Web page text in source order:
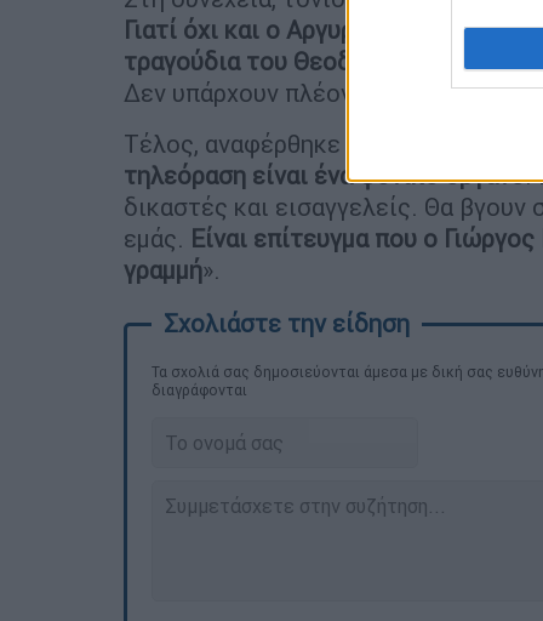
Γιατί όχι και ο Αργυρός; Γιατί όχι
τραγούδια του Θεοδωράκη τα
Δεν υπάρχουν πλέον ταμπού, να
Τέλος, αναφέρθηκε στη σύγχρονη
τηλεόραση είναι ένα φονικό όργανο.
δικαστές και εισαγγελείς. Θα
εμάς. Είναι επίτευγμα που ο
γραμμή».
Τα σχολιά σας δημοσιεύονται άμεσα με δική σας
διαγράφονται